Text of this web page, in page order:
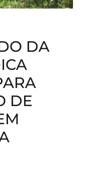
DA
DE